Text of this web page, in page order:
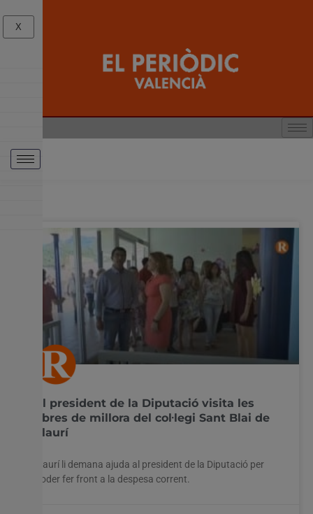
El president de la Diputació visita les
obres de millora del col·legi Sant Blai de
Llaurí
Llaurí li demana ajuda al president de la Diputació per
poder fer front a la despesa corrent.